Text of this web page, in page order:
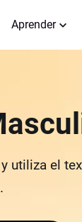
Aprender
utiliza el